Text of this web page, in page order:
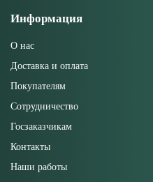
Информация
О нас
Доставка и оплата
Покупателям
Сотрудничество
Госзаказчикам
Контакты
Наши работы